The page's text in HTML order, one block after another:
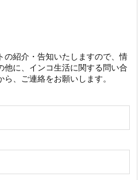
の紹介・告知いたしますので、情
に、インコ生活に関する問い合
、ご連絡をお願いします。